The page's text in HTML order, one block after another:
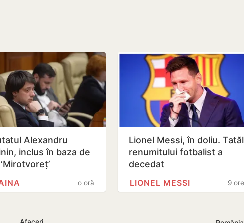
Alexandru
inclus în baza de
o oră
Lionel Messi, în doliu. Tatăl
renumitului fotbalist a
decedat
9 ore
LIONEL MESSI
Afaceri